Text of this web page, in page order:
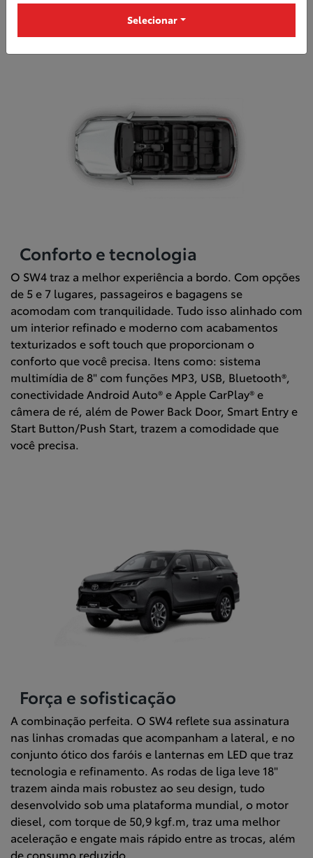
Conforto e tecnologia
O SW4 traz a melhor experiência a bordo. Com opções
de 5 e 7 lugares, passageiros e bagagens se
acomodam com tranquilidade. Tudo isso alinhado com
um interior refinado e moderno com acabamentos
texturizados e soft touch que proporcionam o
conforto que você precisa. Itens como: sistema
multimídia de 8" com funções MP3, USB, Bluetooth®,
conectividade Android Auto® e Apple CarPlay® e
câmera de ré, além de Power Back Door, Smart Entry e
Start Button/Push Start, trazem a comodidade que
você precisa.
Força e sofisticação
A combinação perfeita. O SW4 reflete sua assinatura
nas linhas cromadas que acompanham a lateral, e no
conjunto ótico dos faróis e lanternas em LED que traz
tecnologia e refinamento. As rodas de liga leve 18"
trazem ainda mais robustez ao seu design, tudo
desenvolvido sob uma plataforma mundial, o motor
diesel, com torque de 50,9 kgf.m, traz uma melhor
aceleração e engate mais rápido entre as trocas, além
de consumo reduzido.
Selecionar